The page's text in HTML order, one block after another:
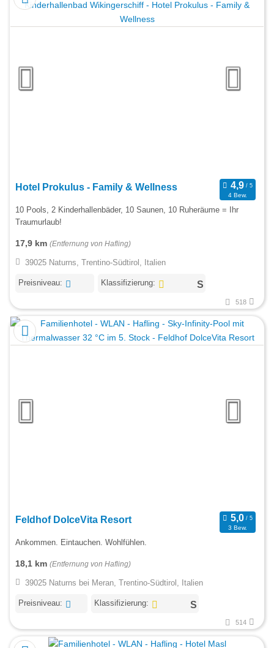
Hotel Prokulus - Family & Wellness
4 Bew.
10 Pools, 2 Kinderhallenbäder, 10 Saunen, 10 Ruheräume = Ihr
Traumurlaub!
17,9 km (Entfernung von Hafling)
39025 Naturns, Trentino-Südtirol, Italien
Preisniveau: Klassifizierung:
518
Feldhof DolceVita Resort
3 Bew.
Ankommen. Eintauchen. Wohlfühlen.
18,1 km (Entfernung von Hafling)
39025 Naturns bei Meran, Trentino-Südtirol, Italien
Preisniveau: Klassifizierung:
514